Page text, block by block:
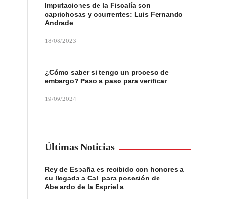
Imputaciones de la Fiscalía son
caprichosas y ocurrentes: Luis Fernando
Andrade
18/08/2023
¿Cómo saber si tengo un proceso de
embargo? Paso a paso para verificar
19/09/2024
Últimas Noticias
Rey de España es recibido con honores a
su llegada a Cali para posesión de
Abelardo de la Espriella